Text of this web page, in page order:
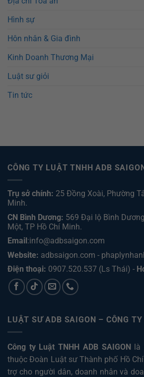
Hình sự
Hôn nhân & Gia đình
Kinh Doanh Thương Mại
Luật sư giỏi
Tin tức
CÔNG TY LUẬT TNHH ADB SAIGON
Trụ sở chính: 25 Đồng Xoài, Phường
Minh.
CN Bình Dương: 569 Đại lộ Bình
Một, TP Hồ Chí Minh.
Email :info@adbsaigon.com
Website: adbsaigon.com -
Điện thoại: 0907.520.537 (Ls Thái) -
LUẬT SƯ ADB SAIGON – CÔNG
Công ty Luật TNHH ADB SAIGONlà
thuộc Đoàn Luật sư Thành phố Hồ
trợ cho người dân, doanh nhân và